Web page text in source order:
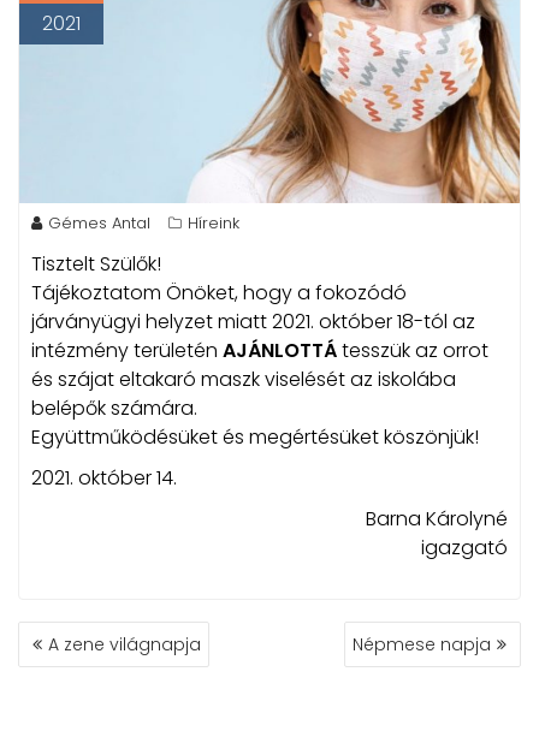
2021
Gémes Antal Híreink
Tisztelt Szülők!
Tájékoztatom Önöket, hogy a fokozódó
járványügyi helyzet miatt 2021. október 18-tól az
intézmény területén AJÁNLOTTÁtesszük az orrot
és szájat eltakaró maszk viselését az iskolába
belépők számára.
Együttműködésüket és megértésüket köszönjük!
2021. október 14.
Barna Károlyné
igazgató
BEJEGYZÉS
NAVIGÁCIÓ
A zene világnapja Népmese napja